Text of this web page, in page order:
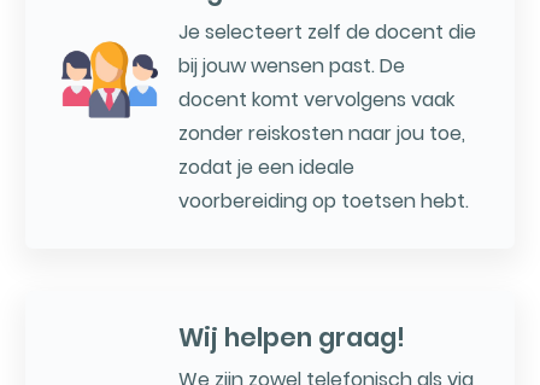
Je selecteert zelf de docent die
bij jouw wensen past. De
docent komt vervolgens vaak
zonder reiskosten naar jou toe,
zodat je een ideale
voorbereiding op toetsen hebt.
Wij helpen graag!